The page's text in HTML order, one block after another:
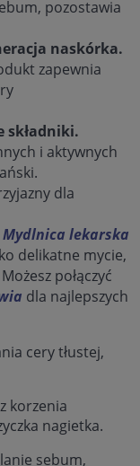
pozostawia
naskórka.
zapewnia
składniki.
i aktywnych
dla
Mydlnica lekarska
delikatne mycie,
połączyć
dla najlepszych
cery tłustej,
korzenia
nagietka.
sebum,